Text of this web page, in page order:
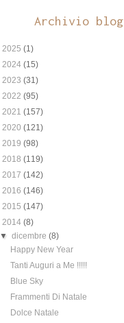
Archivio blog
2025 (1)
2024 (15)
2023 (31)
2022 (95)
2021 (157)
2020 (121)
2019 (98)
2018 (119)
2017 (142)
2016 (146)
2015 (147)
2014 (8)
▼dicembre(8)
Happy New Year
Tanti Auguri a Me !!!!!
Blue Sky
Frammenti Di Natale
Dolce Natale